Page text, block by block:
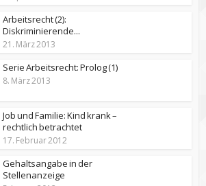
Arbeitsrecht (2):
Diskriminierende...
21. März 2013
Serie Arbeitsrecht: Prolog (1)
8. März 2013
Job und Familie: Kind krank –
rechtlich betrachtet
17. Februar 2012
Gehaltsangabe in der
Stellenanzeige